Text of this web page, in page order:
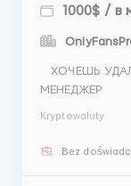
1000$ / в
Kryptowaluty
Bez